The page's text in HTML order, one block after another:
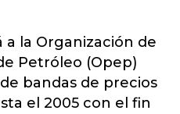
la Organización de
Petróleo (Opep)
bandas de precios
el 2005 con el fin